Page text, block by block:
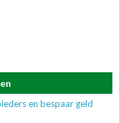
en bespaar geld